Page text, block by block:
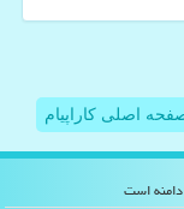
اصلی کاراپیام